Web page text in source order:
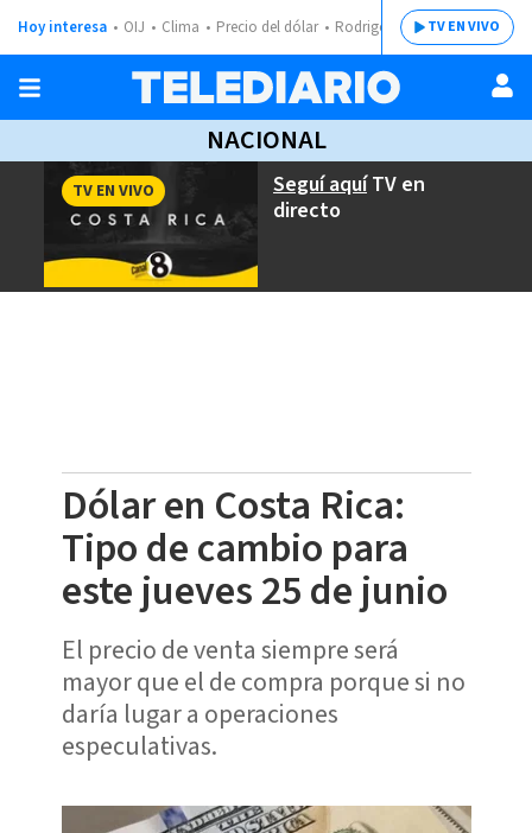
Hoy interesa OIJ Clima Precio del dólar Rodrigo ChavesTV EN VIVO
NACIONAL
Seguí aquíTV en
directo
TV EN VIVO
Dólar en Costa Rica:
Tipo de cambio para
este jueves 25 de junio
El precio de venta siempre será
mayor que el de compra porque si no
daría lugar a operaciones
especulativas.